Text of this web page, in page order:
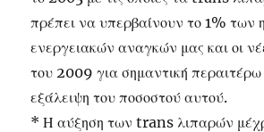
πρέπει να υπερβαίνουν το 1% των
ενεργειακών αναγκών μας και οι
του 2009 για σημαντική
εξάλειψη του ποσοστού αυτού.
* Η αύξηση των trans λιπαρών